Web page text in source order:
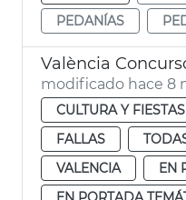
PEDANÍAS
València
modificado hace 8
CULTURA Y
FALLAS
VALENCIA
EN